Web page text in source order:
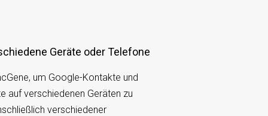
Geräte oder Telefone
um Google-Kontakte und
auf verschiedenen Geräten zu
verschiedener